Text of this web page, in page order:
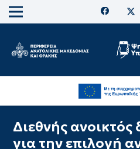
Διεθνής ανοικτός
για την επιλογή